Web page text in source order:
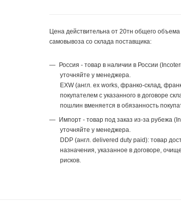
Цена действительна от 20тн общего объема
самовывоза со склада поставщика:
Россия - товар в наличии в России
уточняйте у менеджера.
EXW (англ. ex works, франко-склад,
покупателем с указанного в договоре
пошлин вменяется в обязанность
Импорт - товар под заказ из-за рубежа
уточняйте у менеджера.
DDP (англ. delivered duty paid): товар
назначения, указанное в договоре,
рисков.